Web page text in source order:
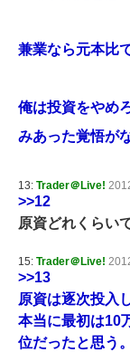
兼業なら元本比
俺は投資をやめ
みあった覚悟が
13: Trader＠Live!
>>12
原資どれくらい
15: Trader＠Live!
>>13
原資は逐次投入
本当に最初は10
位だったと思う。